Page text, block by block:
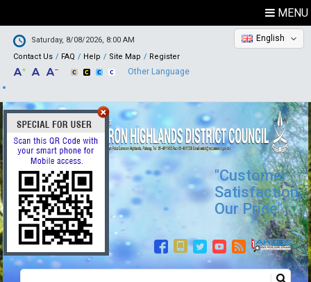
MENU
Saturday, 8/08/2026, 8:00 AM
Contact Us
FAQ Help Site Map Register
English
Other Language
"Customer
Satisfaction,
Our Pride"